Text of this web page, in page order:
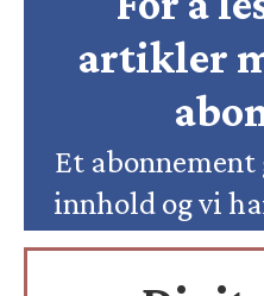
artikler
Et
innhold og vi